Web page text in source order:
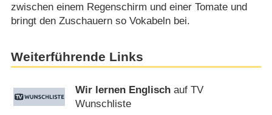
zwischen einem Regenschirm und einer Tomate und
bringt den Zuschauern so Vokabeln bei.
Weiterführende Links
Wir lernen Englisch auf TV
Wunschliste